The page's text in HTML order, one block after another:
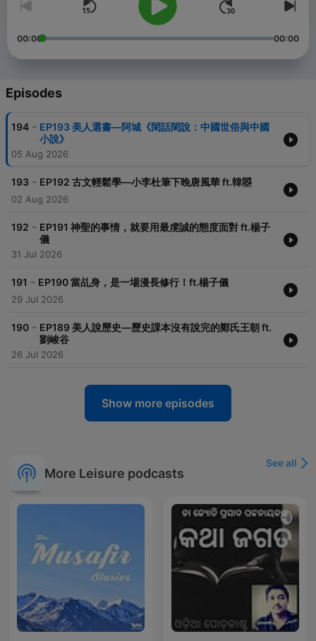
合作邀約請洽：Belleyu0508@gmail.com
FB粉絲專頁：于美人
IG：yumeiren2024
https://open.firstory.me/join/cm9p713sx0c8u01ttfhno8f29
Powered by Firstory Hosting
00:00 00:00
Episodes
194 - EP193 美人選書—阿城《閑話閑說：中國世俗與中國
小說》
05 Aug 2026
193 - EP192 古文輕鬆學—小李杜筆下晚唐風華 ft.韓曌
02 Aug 2026
192 - EP191 神聖的事情，就要用最虔誠的態度面對 ft.楊子
儀
31 Jul 2026
191 - EP190 當乩身，是一場漫長修行！ft.楊子儀
29 Jul 2026
190 - EP189 美人說歷史—歷史課本沒有說完的鄭氏王朝 ft.
劉峻谷
26 Jul 2026
Show more episodes
More Leisure podcasts
See all